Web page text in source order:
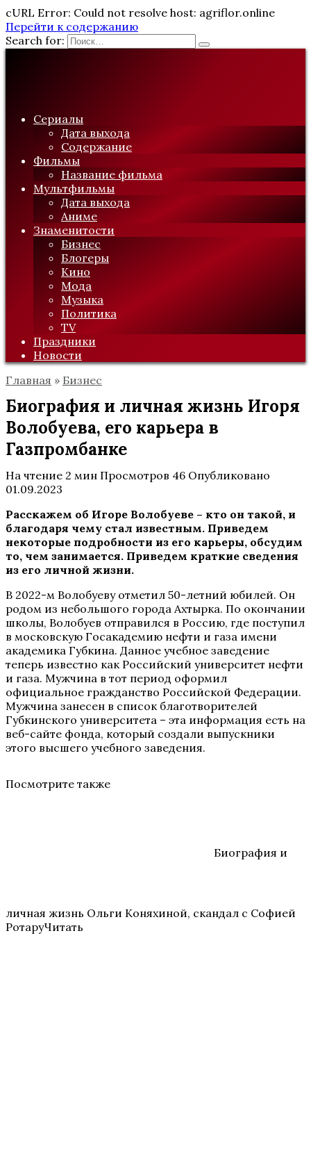
cURL Error: Could not resolve host: agriflor.online
Перейти к содержанию
Search for:
Сериалы
Дата выхода
Содержание
Фильмы
Название фильма
Мультфильмы
Дата выхода
Аниме
Знаменитости
Бизнес
Блогеры
Кино
Мода
Музыка
Политика
TV
Праздники
Новости
Главная » Бизнес
Биография и личная жизнь Игоря
Волобуева, его карьера в
Газпромбанке
На чтение 2 мин Просмотров 46 Опубликовано
01.09.2023
Расскажем об Игоре Волобуеве – кто он такой, и
благодаря чему стал известным. Приведем
некоторые подробности из его карьеры, обсудим
то, чем занимается. Приведем краткие сведения
из его личной жизни.
В 2022-м Волобуеву отметил 50-летний юбилей. Он
родом из небольшого города Ахтырка. По окончании
школы, Волобуев отправился в Россию, где поступил
в московскую Госакадемию нефти и газа имени
академика Губкина. Данное учебное заведение
теперь известно как Российский университет нефти
и газа. Мужчина в тот период оформил
официальное гражданство Российской Федерации.
Мужчина занесен в список благотворителей
Губкинского университета – эта информация есть на
веб-сайте фонда, который создали выпускники
этого высшего учебного заведения.
Посмотрите также
Биография и
личная жизнь Ольги Коняхиной, скандал с Софией
РотаруЧитать